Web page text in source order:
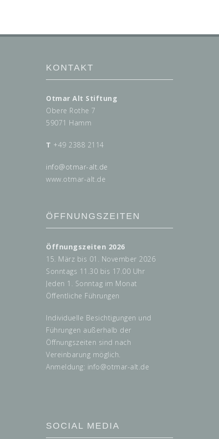
KONTAKT
Otmar Alt Stiftung
Obere Rothe 7
59071 Hamm
T +49 2388 2114
info@otmar-alt.de
www.otmar-alt.de
ÖFFNUNGSZEITEN
Öffnungszeiten 2026
15. März bis 01. November 2026
Sonntags 11.30 bis 17.00 Uhr
Jeden 1. Sonntag im Monat
Öffentliche Führungen
Individuelle Besichtigungen und
Führungen außerhalb der
Öffnungszeiten sind nach
Vereinbarung möglich.
Anmeldung: info@otmar-alt.de
SOCIAL MEDIA